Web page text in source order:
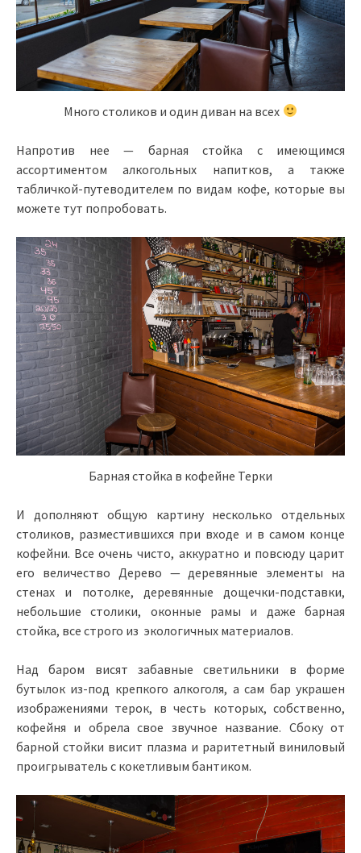
Много столиков и один диван на всех
Напротив нее — барная стойка с имеющимся
ассортиментом алкогольных напитков, а также
табличкой-путеводителем по видам кофе, которые вы
можете тут попробовать.
Барная стойка в кофейне Терки
И дополняют общую картину несколько отдельных
столиков, разместившихся при входе и в самом конце
кофейни. Все очень чисто, аккуратно и повсюду царит
его величество Дерево — деревянные элементы на
стенах и потолке, деревянные дощечки-подставки,
небольшие столики, оконные рамы и даже барная
стойка, все строго из экологичных материалов.
Над баром висят забавные светильники в форме
бутылок из-под крепкого алкоголя, а сам бар украшен
изображениями терок, в честь которых, собственно,
кофейня и обрела свое звучное название. Сбоку от
барной стойки висит плазма и раритетный виниловый
проигрыватель с кокетливым бантиком.